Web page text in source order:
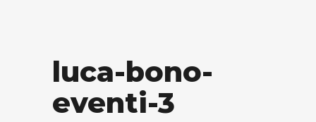
luca-bono-
eventi-3